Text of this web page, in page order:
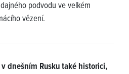
podvodu ve velkém
vězení.
dnešním Rusku také historici,